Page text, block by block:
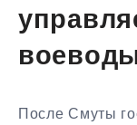
После Смуты